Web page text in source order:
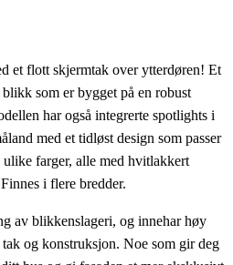
et flott skjermtak over ytterdøren! Et
som er bygget på en robust
har også integrerte spotlights i
med et tidløst design som passer
farger, alle med hvitlakkert
i flere bredder.
av blikkenslageri, og innehar høy
og konstruksjon. Noe som gir deg